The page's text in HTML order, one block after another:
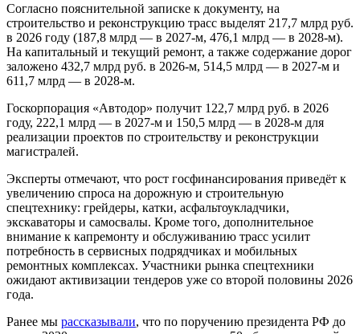
Согласно пояснительной записке к документу, на
строительство и реконструкцию трасс выделят 217,7 млрд руб.
в 2026 году (187,8 млрд — в 2027-м, 476,1 млрд — в 2028-м).
На капитальный и текущий ремонт, а также содержание дорог
заложено 432,7 млрд руб. в 2026-м, 514,5 млрд — в 2027-м и
611,7 млрд — в 2028-м.
Госкорпорация «Автодор» получит 122,7 млрд руб. в 2026
году, 222,1 млрд — в 2027-м и 150,5 млрд — в 2028-м для
реализации проектов по строительству и реконструкции
магистралей.
Эксперты отмечают, что рост госфинансирования приведёт к
увеличению спроса на дорожную и строительную
спецтехнику: грейдеры, катки, асфальтоукладчики,
экскаваторы и самосвалы. Кроме того, дополнительное
внимание к капремонту и обслуживанию трасс усилит
потребность в сервисных подрядчиках и мобильных
ремонтных комплексах. Участники рынка спецтехники
ожидают активизации тендеров уже со второй половины 2026
года.
Ранее мы рассказывали, что по поручению президента РФ до